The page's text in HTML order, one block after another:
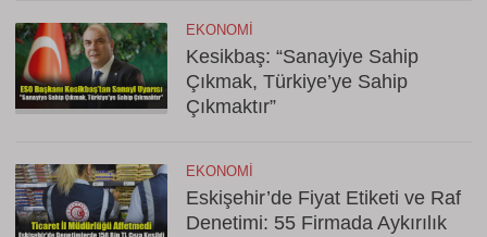
EKONOMI
Kesikbaş: “Sanayiye Sahip
Çıkmak, Türkiye’ye Sahip
Çıkmaktır”
EKONOMI
Eskişehir’de Fiyat Etiketi ve Raf
Denetimi: 55 Firmada Aykırılık